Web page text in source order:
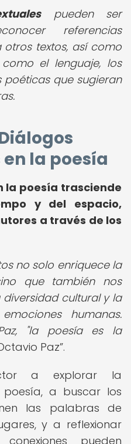
pueden ser
referencias
textos, así como
el lenguaje, los
que sugieran
la poesía
la poesía trasciende
y del espacio,
a través de los
no solo enriquece la
que también nos
cultural y la
humanas.
"la poesía es la
Paz .
a explorar la
a buscar los
las palabras de
y a reflexionar
pueden